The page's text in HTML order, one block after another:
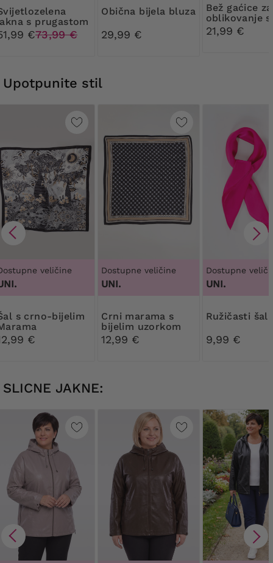
s prugastom
€73,99 €
Obična bijela bluza
29,99 €
Bež gaćice za
oblikovanje s
cvjetnom
21,99 €
Upotpunite stil
veličine
€
Dostupne veličine
UNI.
Crni marama s
bijelim uzorkom
12,99 €
Dostupne
UNI.
Ružičasti šal
9,99 €
SLICNE JAKNE: